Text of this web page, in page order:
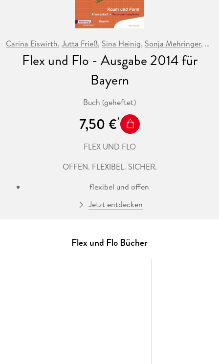
Carina Eiswirth, Jutta Frieß, Sina Heinig, Sonja Mehringer,
Flex und Flo - Ausgabe 2014 für
Bayern
Buch (geheftet)
7,50 €
FLEX UND FLO
OFFEN. FLEXIBEL. SICHER.
flexibel und offen
FLEX UND FLO ist ein modernes Unterrichtswerk für den
Lerngruppen. Die vier Themenhefte pro Schuljahr
ermöglichen das selbstständige Arbeiten sowie das Lernen
auf eigenen Wegen und im eigenen Lerntempo - für einen
Jetzt entdecken
Flex und Flo Bücher